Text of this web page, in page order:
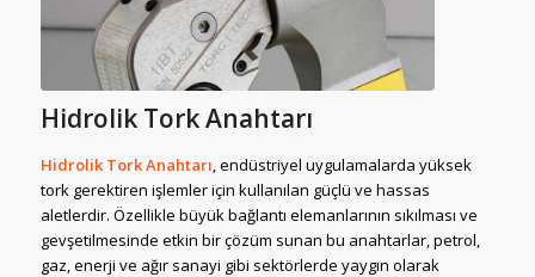
Hidrolik Tork Anahtarı
Hidrolik Tork Anahtarı, endüstriyel uygulamalarda yüksek
tork gerektiren işlemler için kullanılan güçlü ve hassas
aletlerdir. Özellikle büyük bağlantı elemanlarının sıkılması ve
gevşetilmesinde etkin bir çözüm sunan bu anahtarlar, petrol,
gaz, enerji ve ağır sanayi gibi sektörlerde yaygın olarak